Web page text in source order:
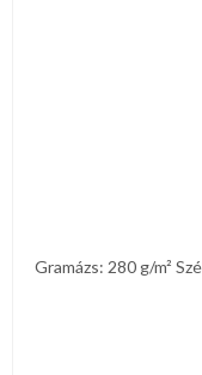
Gramázs: 280 g/m²